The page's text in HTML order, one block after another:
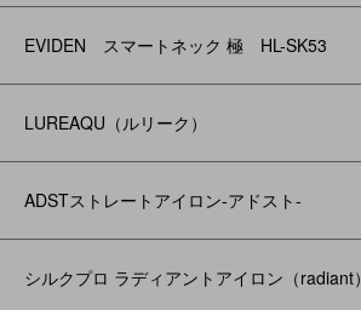
EVIDEN スマートネック 極 HL-SK53
LUREAQU（ルリーク）
ADSTストレートアイロン-アドスト-
シルクプロ ラディアントアイロン（radiant）